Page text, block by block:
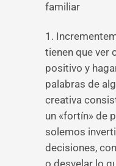
familiar
1.
tienen que ver
positivo y
palabras de
creativa
un «fortín» de
solemos
decisiones,
o desvelar lo